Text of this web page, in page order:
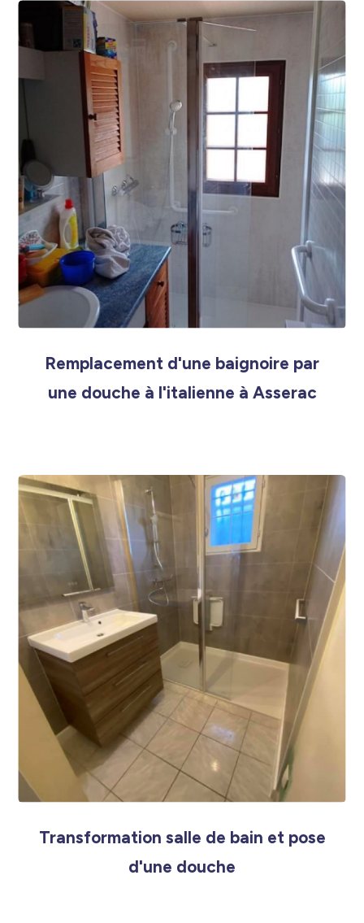
Remplacement d'une baignoire par
une douche à l'italienne à Asserac
Transformation salle de bain et pose
d'une douche